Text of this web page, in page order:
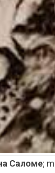
Саломе;